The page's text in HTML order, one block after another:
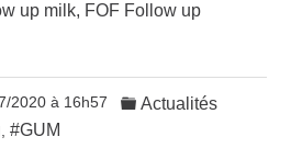
up milk, FOF Follow up
2020 à 16h57
Actualités
,#GUM